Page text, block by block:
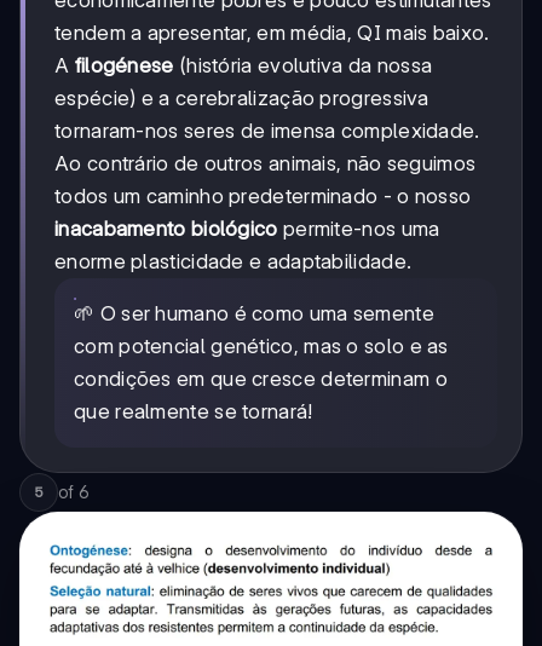
tendem a apresentar, em média, QI mais baixo.
A filogénese (história evolutiva da nossa
espécie) e a cerebralização progressiva
tornaram-nos seres de imensa complexidade.
Ao contrário de outros animais, não seguimos
todos um caminho predeterminado - o nosso
inacabamento biológico permite-nos uma
enorme plasticidade e adaptabilidade.
🌱 O ser humano é como uma semente
com potencial genético, mas o solo e as
condições em que cresce determinam o
que realmente se tornará!
5 of 6